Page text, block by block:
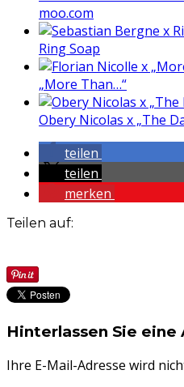
moo.com
Ring Soap
„More Than…“
Obery Nicolas x „The
teilen
teilen
merken
Teilen auf:
Hinterlassen Sie
Ihre E-Mail-Adresse wird